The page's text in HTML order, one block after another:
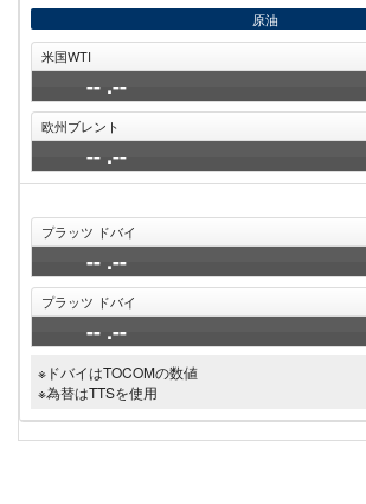
原油
米国WTI
-- .--
欧州ブレント
-- .--
プラッツ ドバイ
-- .--
プラッツ ドバイ
-- .--
※ドバイはTOCOMの数値
※為替はTTSを使用